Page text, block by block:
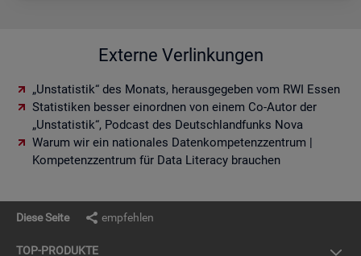
Externe Verlinkungen
„Unstatistik“ des Monats, herausgegeben vom RWI Essen
Statistiken besser einordnen von einem Co-Autor der
„Unstatistik“, Podcast des Deutschlandfunks Nova
Warum wir ein nationales Datenkompetenzzentrum |
Kompetenzzentrum für Data Literacy brauchen
Diese Seite empfehlen
TOP-PRO­DUK­TE